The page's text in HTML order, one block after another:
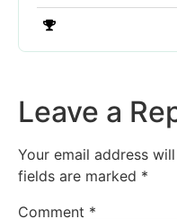
Leave a
Your email address
fields are marked *
Comment *